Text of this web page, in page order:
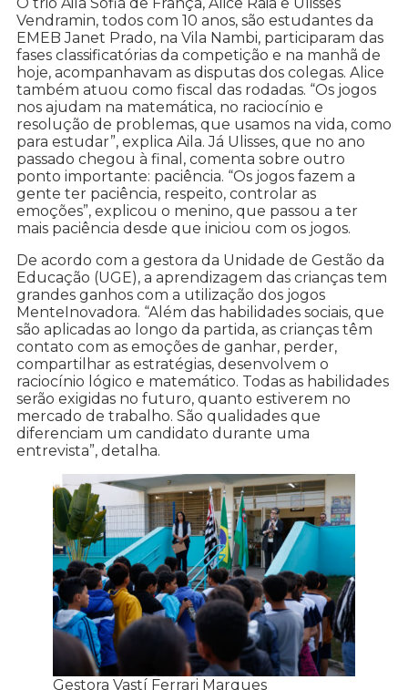
O trio Aila Sofia de França, Alice Raia e Ulisses
Vendramin, todos com 10 anos, são estudantes da
EMEB Janet Prado, na Vila Nambi, participaram das
fases classificatórias da competição e na manhã de
hoje, acompanhavam as disputas dos colegas. Alice
também atuou como fiscal das rodadas. “Os jogos
nos ajudam na matemática, no raciocínio e
resolução de problemas, que usamos na vida, como
para estudar”, explica Aila. Já Ulisses, que no ano
passado chegou à final, comenta sobre outro
ponto importante: paciência. “Os jogos fazem a
gente ter paciência, respeito, controlar as
emoções”, explicou o menino, que passou a ter
mais paciência desde que iniciou com os jogos.
De acordo com a gestora da Unidade de Gestão da
Educação (UGE), a aprendizagem das crianças tem
grandes ganhos com a utilização dos jogos
MenteInovadora. “Além das habilidades sociais, que
são aplicadas ao longo da partida, as crianças têm
contato com as emoções de ganhar, perder,
compartilhar as estratégias, desenvolvem o
raciocínio lógico e matemático. Todas as habilidades
serão exigidas no futuro, quanto estiverem no
mercado de trabalho. São qualidades que
diferenciam um candidato durante uma
entrevista”, detalha.
Gestora Vastí Ferrari Marques